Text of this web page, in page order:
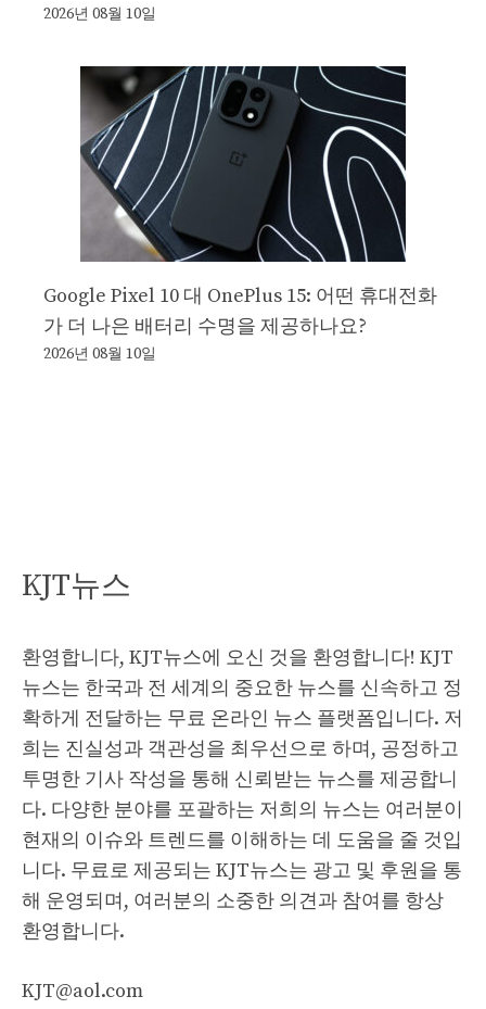
2026년 08월 10일
Google Pixel 10 대 OnePlus 15: 어떤 휴대전화
가 더 나은 배터리 수명을 제공하나요?
2026년 08월 10일
KJT뉴스
환영합니다, KJT뉴스에 오신 것을 환영합니다! KJT
뉴스는 한국과 전 세계의 중요한 뉴스를 신속하고 정
확하게 전달하는 무료 온라인 뉴스 플랫폼입니다. 저
희는 진실성과 객관성을 최우선으로 하며, 공정하고
투명한 기사 작성을 통해 신뢰받는 뉴스를 제공합니
다. 다양한 분야를 포괄하는 저희의 뉴스는 여러분이
현재의 이슈와 트렌드를 이해하는 데 도움을 줄 것입
니다. 무료로 제공되는 KJT뉴스는 광고 및 후원을 통
해 운영되며, 여러분의 소중한 의견과 참여를 항상
환영합니다.
KJT@aol.com